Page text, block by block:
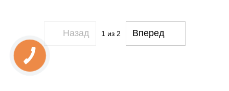
Назад 1 из 2 Вперед